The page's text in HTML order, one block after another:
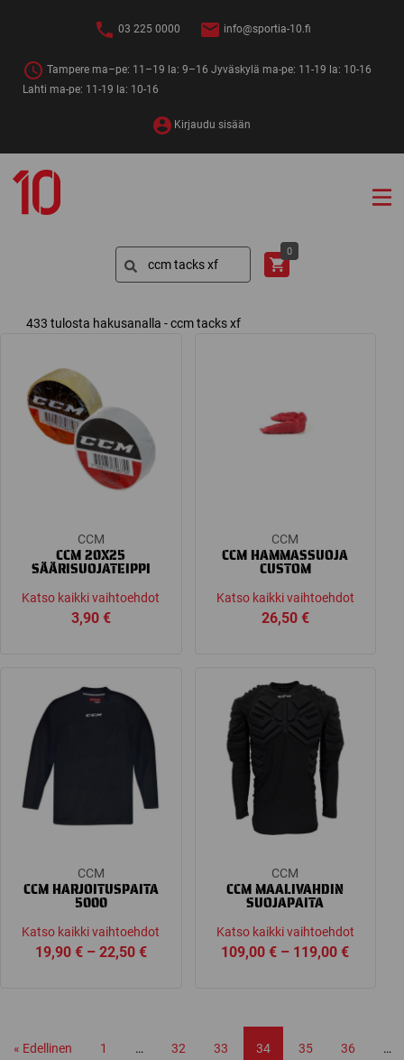
03 225 0000 info@sportia-10.fi
Tampere ma–pe: 11–19 la: 9–16 Jyväskylä ma-pe: 11-19 la: 10-16
Lahti ma-pe: 11-19 la: 10-16
Kirjaudu sisään
10
Search
0
433 tulosta hakusanalla - ccm tacks xf
CCM
CCM 20X25
SÄÄRISUOJATEIPPI
Katso kaikki vaihtoehdot
3,90 €
CCM
CCM HAMMASSUOJA
CUSTOM
Katso kaikki vaihtoehdot
26,50 €
CCM
CCM HARJOITUSPAITA
5000
Katso kaikki vaihtoehdot
19,90 € – 22,50 €Price
CCM
CCM MAALIVAHDIN
SUOJAPAITA
Katso kaikki vaihtoehdot
109,00€ – 119,00€Price
« Edellinen 1 … 32 33 34 35 36 …